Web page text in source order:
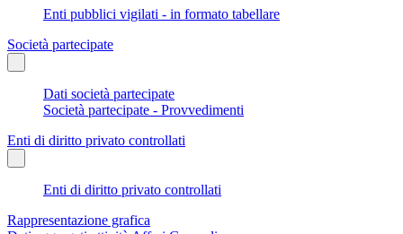
Enti pubblici vigilati - in formato tabellare
Società partecipate
Dati società partecipate
Società partecipate - Provvedimenti
Enti di diritto privato controllati
Enti di diritto privato controllati
Rappresentazione grafica